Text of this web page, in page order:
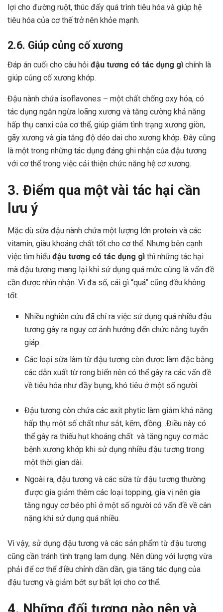
lợi cho đường ruột, thúc đẩy quá trình tiêu hóa và giúp hệ
tiêu hóa của cơ thế trở nên khỏe mạnh.
2.6. Giúp củng cố xương
Đáp án cuối cho câu hỏi đậu tương có tác dụng gì chính là
giúp củng cố xương khớp.
Đậu nành chứa isoflavones – một chất chống oxy hóa, có
tác dụng ngăn ngừa loãng xương và tăng cường khả năng
hấp thụ canxi của cơ thể, giúp giảm tình trạng xương giòn,
gãy xương và gia tăng độ dẻo dai cho xương khớp. Đây cũng
là một trong những tác dụng đáng ghi nhận của đậu tương
với cơ thể trong việc cải thiện chức năng hệ cơ xương.
3. Điểm qua một vài tác hại cần
lưu ý
Mặc dù sữa đậu nành chứa một lượng lớn protein và các
vitamin, giàu khoáng chất tốt cho cơ thể. Nhưng bên cạnh
việc tìm hiểu đậu tương có tác dụng gì thì những tác hại
mà đậu tương mang lại khi sử dụng quá mức cũng là vấn đề
cần được nhìn nhận. Vì đa số, cái gì “quá” cũng đều không
tốt.
Nhiều nghiên cứu đã chỉ ra việc sử dụng quá nhiều đậu
tương gây ra nguy cơ ảnh hưởng đến chức năng tuyến
giáp.
Các loại sữa làm từ đậu tương còn được làm đặc bằng
các dẫn xuất từ rong biển nên có thể gây ra các vấn đề
về tiêu hóa như đầy bụng, khó tiêu ở một số người.
Đậu tương còn chứa các axit phytic làm giảm khả năng
hấp thụ một số chất như sắt, kẽm, đồng…Điều này có
thể gây ra thiếu hụt khoáng chất và tăng nguy cơ mắc
bệnh xương khớp khi sử dụng nhiều đậu tương trong
một thời gian dài.
Ngoài ra, đậu tương và các sữa từ đậu tương thường
được gia giảm thêm các loại topping, gia vị nên gia
tăng nguy cơ béo phì ở một số người có vấn đề về cân
nặng khi sử dụng quá nhiều.
Vì vậy, sử dụng đậu tương và các sản phẩm từ đậu tương
cũng cần tránh tình trạng lạm dụng. Nên dùng với lượng vừa
phải để cơ thể điều chỉnh dần dần, gia tăng tác dụng của
đậu tương và giảm bớt sự bất lợi cho cơ thể.